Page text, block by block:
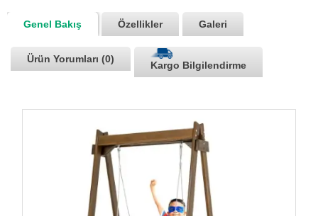
Genel Bakış Özellikler Galeri
Ürün Yorumları (0)
Kargo Bilgilendirme